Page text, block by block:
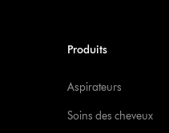
Produits
Aspirateurs
Soins des cheveux